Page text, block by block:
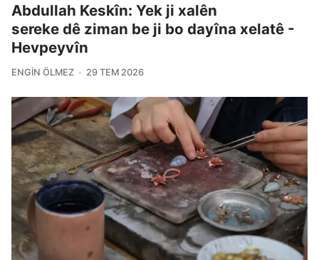
Abdullah Keskîn: Yek ji xalên
sereke dê ziman be ji bo dayîna xelatê -
Hevpeyvîn
ENGIN ÖLMEZ 29 TEM 2026